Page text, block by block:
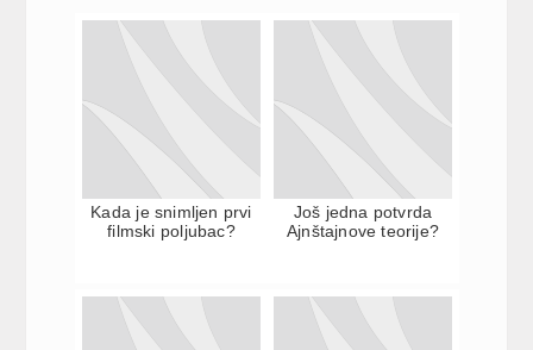
Kada je snimljen prvi
filmski poljubac?
Još jedna potvrda
Ajnštajnove teorije?